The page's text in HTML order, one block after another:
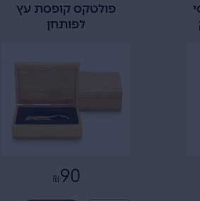
רידל כוס סווירל יין אדום
₪530